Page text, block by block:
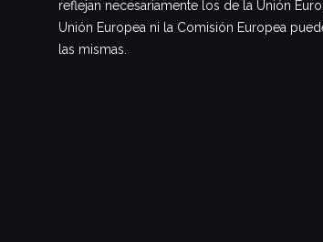
reflejan necesariamente los de la Unión
Unión Europea ni la Comisión Europea
las mismas.